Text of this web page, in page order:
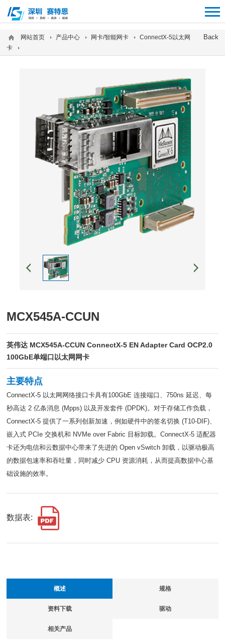
Back
网站首页 产品中心 网卡/智能网卡
ConnectX-5以太网
卡
MCX545A-CCUN
英伟达 MCX545A-CCUN ConnectX-5 EN Adapter Card OCP2.0
100GbE单端口以太网网卡
主要特点
ConnectX-5 以太网网络接口卡具有100GbE 连接端口、750ns 延迟、每
秒高达 2 亿条消息 (Mpps) 以及开发套件 (DPDK)。对于存储工作负载，
ConnectX-5 提供了一系列创新加速，例如硬件中的签名切换 (T10-DIF)、
嵌入式 PCIe 交换机和 NVMe over Fabric 目标卸载。ConnectX-5 适配器
卡还为电信和云数据中心带来了先进的 Open vSwitch 卸载，以驱动极高
的数据包速率和吞吐量，同时减少 CPU 资源消耗，从而提高数据中心基
础设施的效率。
数据表:
概述 规格
资料下载 驱动
相关产品